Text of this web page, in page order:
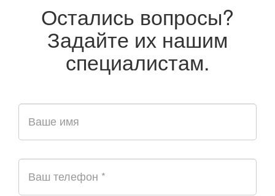
Остались вопросы?
Задайте их нашим
специалистам.